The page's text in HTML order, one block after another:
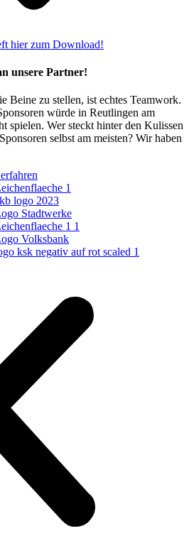
hier zum Download!
unsere Partner!
Beine zu stellen, ist echtes Teamwork.
würde in Reutlingen am
spielen. Wer steckt hinter den Kulissen
selbst am meisten? Wir haben